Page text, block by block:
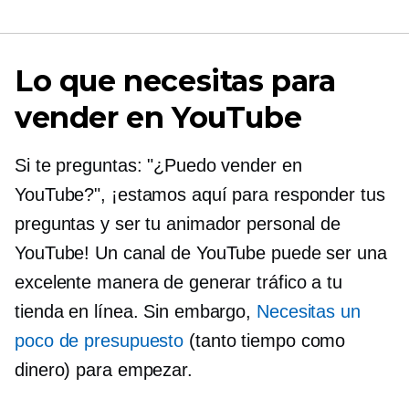
Lo que necesitas para
vender en YouTube
Si te preguntas: "¿Puedo vender en
YouTube?", ¡estamos aquí para responder tus
preguntas y ser tu animador personal de
YouTube! Un canal de YouTube puede ser una
excelente manera de generar tráfico a tu
tienda en línea. Sin embargo, Necesitas un
poco de presupuesto (tanto tiempo como
dinero) para empezar.